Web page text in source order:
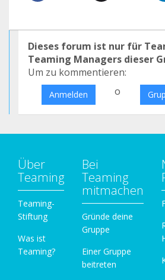
Dieses forum ist nur für
Teaming Managers dieser
Um zu kommentieren:
Anmelden o
Über
Teaming
Teaming-
Stiftung
Was ist
Teaming?
Bei
Teaming
mitmachen
Gründe deine
Gruppe
Einer Gruppe
beitreten